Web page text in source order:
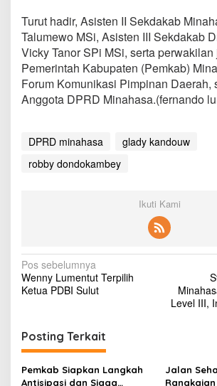
Turut hadir, Asisten II Sekdakab
Talumewo MSi, Asisten III Sekdakab
Vicky Tanor SPi MSi, serta perwakilan
Pemerintah Kabupaten (Pemkab)
Forum Komunikasi Pimpinan Daerah,
Anggota DPRD Minahasa.(fernando
DPRD minahasa
glady kandouw
robby dondokambey
Ikuti Kami
N
a
i
g
a
Pos sebelumnya
Wenny Lumentut Terpilih
Ketua PDBI Sulut
Level III,
Posting Terkait
Pemkab Siapkan Langkah
Antisipasi dan Siaga
Jalan
Rangkaian